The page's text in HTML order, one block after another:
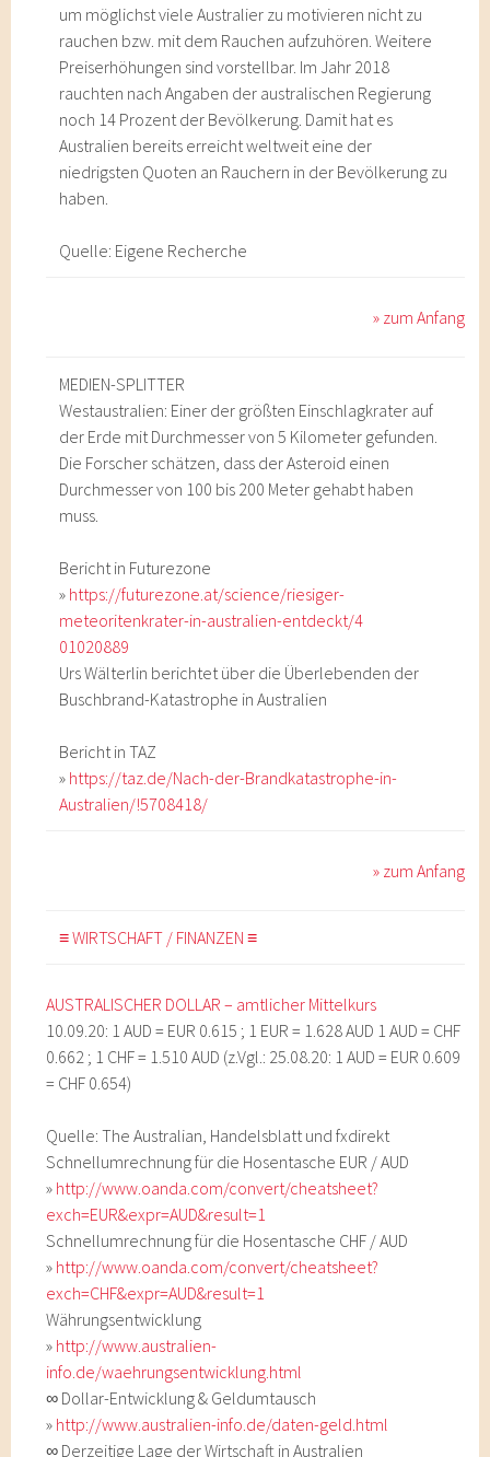
um möglichst viele Australier zu motivieren nicht zu
rauchen bzw. mit dem Rauchen aufzuhören. Weitere
Preiserhöhungen sind vorstellbar. Im Jahr 2018
rauchten nach Angaben der australischen Regierung
noch 14 Prozent der Bevölkerung. Damit hat es
Australien bereits erreicht weltweit eine der
niedrigsten Quoten an Rauchern in der Bevölkerung zu
haben.
Quelle: Eigene Recherche
» zum Anfang
MEDIEN-SPLITTER
Westaustralien: Einer der größten Einschlagkrater auf
der Erde mit Durchmesser von 5 Kilometer gefunden.
Die Forscher schätzen, dass der Asteroid einen
Durchmesser von 100 bis 200 Meter gehabt haben
muss.
Bericht in Futurezone
» https://futurezone.at/science/riesiger-
meteoritenkrater-in-australien-entdeckt/4
01020889
Urs Wälterlin berichtet über die Überlebenden der
Buschbrand-Katastrophe in Australien
Bericht in TAZ
» https://taz.de/Nach-der-Brandkatastrophe-in-
Australien/!5708418/
» zum Anfang
≡ WIRTSCHAFT / FINANZEN ≡
AUSTRALISCHER DOLLAR – amtlicher Mittelkurs
10.09.20: 1 AUD = EUR 0.615 ; 1 EUR = 1.628 AUD 1 AUD = CHF
0.662 ; 1 CHF = 1.510 AUD (z.Vgl.: 25.08.20: 1 AUD = EUR 0.609
= CHF 0.654)
Quelle: The Australian, Handelsblatt und fxdirekt
Schnellumrechnung für die Hosentasche EUR / AUD
» http://www.oanda.com/convert/cheatsheet?
exch=EUR&expr=AUD&result=1
Schnellumrechnung für die Hosentasche CHF / AUD
» http://www.oanda.com/convert/cheatsheet?
exch=CHF&expr=AUD&result=1
Währungsentwicklung
» http://www.australien-
info.de/waehrungsentwicklung.html
∞ Dollar-Entwicklung & Geldumtausch
» http://www.australien-info.de/daten-geld.html
∞ Derzeitige Lage der Wirtschaft in Australien